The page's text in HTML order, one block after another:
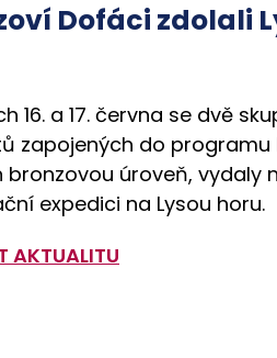
Dofáci zdolali
16. a 17. června se dvě
zapojených do programu
bronzovou úroveň, vydaly
expedici na Lysou horu.
AKTUALITU